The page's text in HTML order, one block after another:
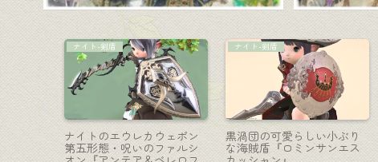
コーディネート
課金衣装『アラミガン・リ
セ・コスチュームセット』
ミニオン
可愛すぎる黒柴の子犬？の
ミニオン『ウルフ・パッ